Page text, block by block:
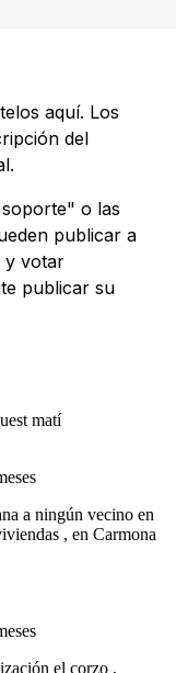
aquí. Los
del
o las
publicar a
y votar
publicar su